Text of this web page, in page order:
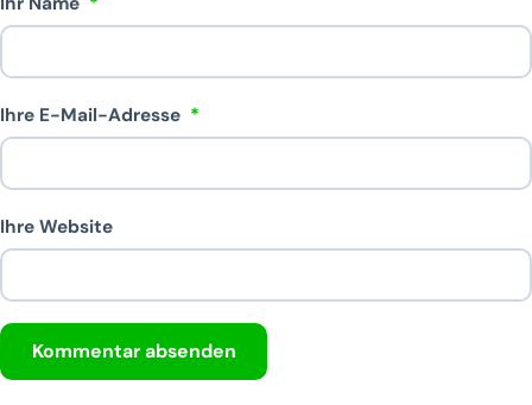
Ihre E-Mail-Adresse *
Ihre Website